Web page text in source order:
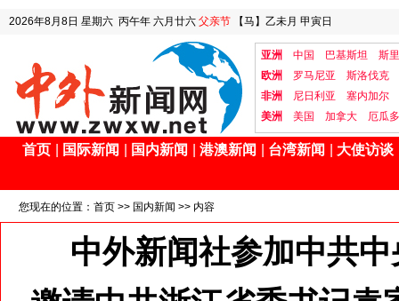
2026年8月8日 星期六 丙午年 六月廿六 父亲节 【马】乙未月 甲寅日
亚洲 中国 巴基斯坦
斯
欧洲
罗马尼亚
斯洛伐克
非洲
尼日利亚
塞内加尔
美洲
美国 加拿大 厄瓜
首页 国际新闻 国内新闻 港澳新闻 台湾新闻 大使访谈
您现在的位置： 首页 >> 国内新闻 >> 内容
中外新闻社参加中共